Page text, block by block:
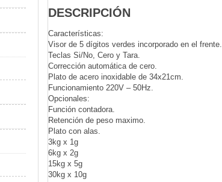
DESCRIPCIÓN
Características:
Visor de 5 dígitos verdes incorporado en el frente.
Teclas Si/No, Cero y Tara.
Corrección automática de cero.
Plato de acero inoxidable de 34x21cm.
Funcionamiento 220V – 50Hz.
Opcionales:
Función contadora.
Retención de peso maximo.
Plato con alas.
3kg x 1g
6kg x 2g
15kg x 5g
30kg x 10g